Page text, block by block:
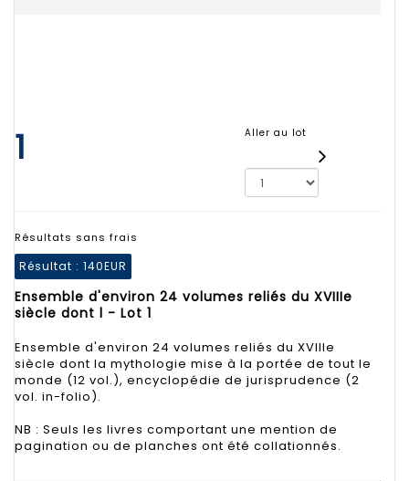
1 Aller au lot
Résultats sans frais
Résultat : 140EUR
Ensemble d'environ 24 volumes reliés du XVIIIe
siècle dont l - Lot 1
Ensemble d'environ 24 volumes reliés du XVIIIe
siècle dont la mythologie mise à la portée de tout le
monde (12 vol.), encyclopédie de jurisprudence (2
vol. in-folio).
NB : Seuls les livres comportant une mention de
pagination ou de planches ont été collationnés.